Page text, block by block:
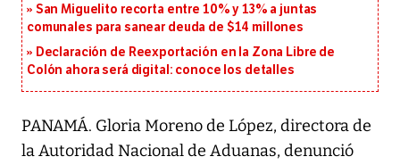
San Miguelito recorta entre 10% y 13% a juntas
comunales para sanear deuda de $14 millones
Declaración de Reexportación en la Zona Libre de
Colón ahora será digital: conoce los detalles
PANAMÁ. Gloria Moreno de López, directora de
la Autoridad Nacional de Aduanas, denunció